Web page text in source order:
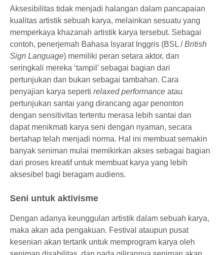
Aksesibilitas tidak menjadi halangan dalam pancapaian
kualitas artistik sebuah karya, melainkan sesuatu yang
memperkaya khazanah artistik karya tersebut. Sebagai
contoh, penerjemah Bahasa Isyarat Inggris (BSL / British
Sign Language) memiliki peran setara aktor, dan
seringkali mereka ‘tampil’ sebagai bagian dari
pertunjukan dan bukan sebagai tambahan. Cara
penyajian karya seperti relaxed performance atau
pertunjukan santai yang dirancang agar penonton
dengan sensitivitas tertentu merasa lebih santai dan
dapat menikmati karya seni dengan nyaman, secara
bertahap telah menjadi norma. Hal ini membuat semakin
banyak seniman mulai memikirkan akses sebagai bagian
dari proses kreatif untuk membuat karya yang lebih
aksesibel bagi beragam audiens.
Seni untuk aktivisme
Dengan adanya keunggulan artistik dalam sebuah karya,
maka akan ada pengakuan. Festival ataupun pusat
kesenian akan tertarik untuk memprogram karya oleh